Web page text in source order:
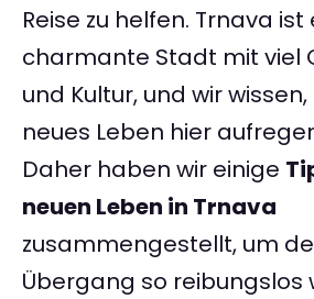
Reise zu helfen. Trnava ist
charmante Stadt mit viel
und Kultur, und wir
neues Leben hier
Daher haben wir einige
neuen Leben in Trnava
zusammengestellt, um
Übergang so reibungslos